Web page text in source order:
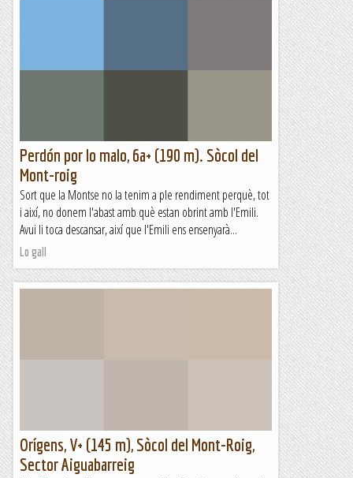
Perdón por lo malo, 6a+ (190 m). Sòcol del
Mont-roig
Sort que la Montse no la tenim a ple rendiment perquè, tot
i així, no donem l'abast amb què estan obrint amb l'Emili.
Avui li toca descansar, així que l'Emili ens ensenyarà...
Lo gall
Orígens, V+ (145 m), Sòcol del Mont-Roig,
Sector Aiguabarreig